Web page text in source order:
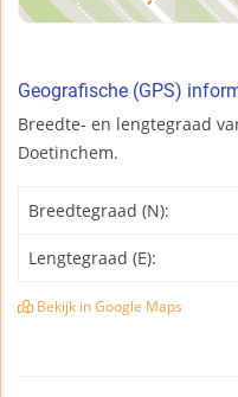
Geografische (GPS)
Breedte- en lengtegraad
Doetinchem.
Breedtegraad (N):
Lengtegraad (E):
Bekijk in Google Maps